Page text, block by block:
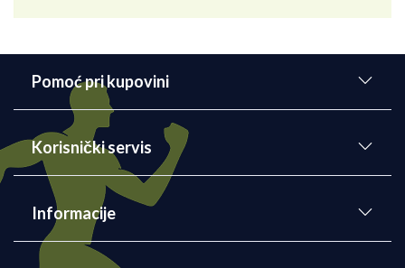
Pomoć pri kupovini
Korisnički servis
Informacije